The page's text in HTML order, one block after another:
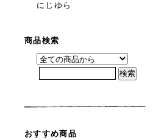
にじゆら
商品検索
おすすめ商品